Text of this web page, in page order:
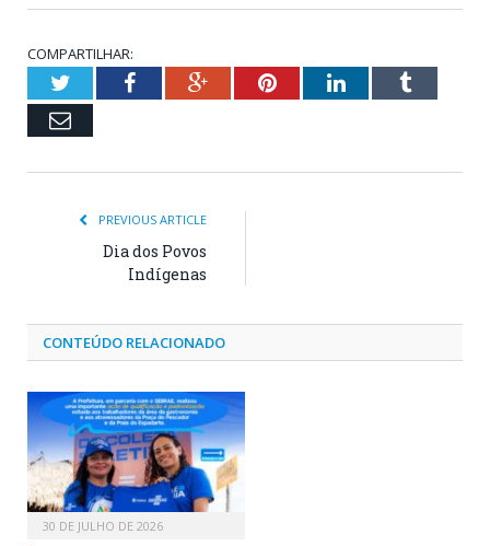
COMPARTILHAR:
TwitterFacebookGoogle+PinterestLinkedInTumblr
Email
PREVIOUS ARTICLE
Dia dos Povos
Indígenas
CONTEÚDO RELACIONADO
30 DE JULHO DE 2026